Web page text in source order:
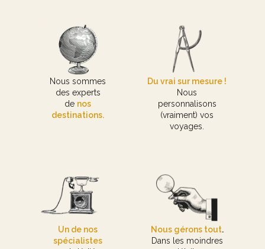
Nous sommes
des experts
de nos
destinations.
Du vrai sur mesure !
Nous
personnalisons
(vraiment) vos
voyages.
Un de nos
spécialistes
Nous gérons tout.
Dans les moindres